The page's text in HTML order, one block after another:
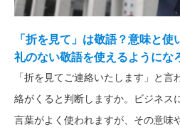
「折を見て」は敬語？意味と
礼のない敬語を使えるようにな
「折を見てご連絡いたします」と
絡がくると判断しますか。ビジネス
言葉がよく使われますが、その意味